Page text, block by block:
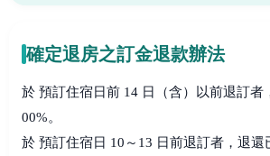
確定退房之訂金退款辦法
於 預訂住宿日前 14 日（含）以前退訂者
00%。
於 預訂住宿日 10～13 日前退訂者，退還